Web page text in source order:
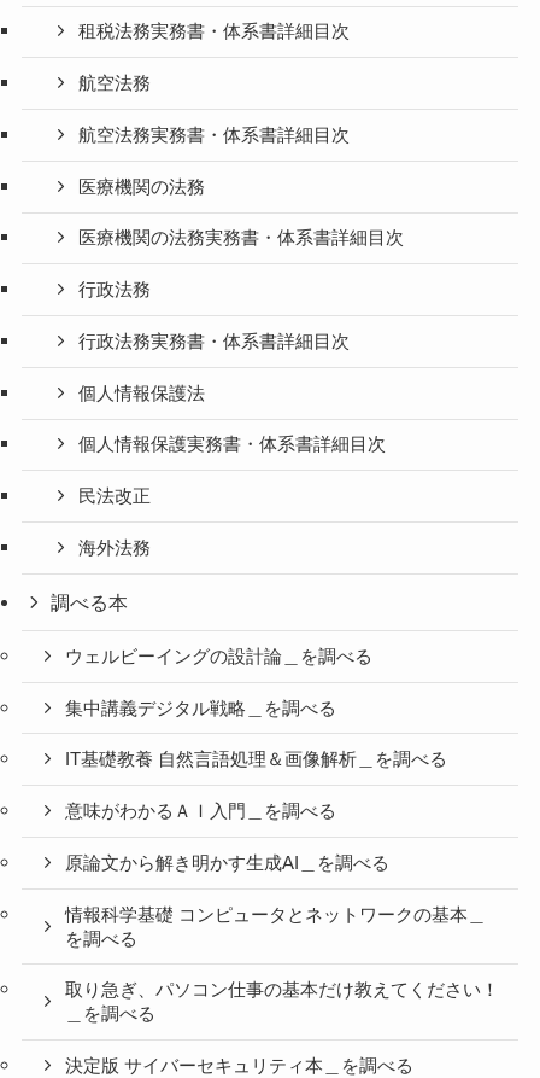
租税法務実務書・体系書詳細目次
航空法務
航空法務実務書・体系書詳細目次
医療機関の法務
医療機関の法務実務書・体系書詳細目次
行政法務
行政法務実務書・体系書詳細目次
個人情報保護法
個人情報保護実務書・体系書詳細目次
民法改正
海外法務
調べる本
ウェルビーイングの設計論＿を調べる
集中講義デジタル戦略＿を調べる
IT基礎教養 自然言語処理＆画像解析＿を調べる
意味がわかるＡＩ入門＿を調べる
原論文から解き明かす生成AI＿を調べる
情報科学基礎 コンピュータとネットワークの基本＿
を調べる
取り急ぎ、パソコン仕事の基本だけ教えてください！
＿を調べる
決定版 サイバーセキュリティ本＿を調べる